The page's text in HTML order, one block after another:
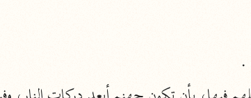
نحو ٤ مجلدات
.